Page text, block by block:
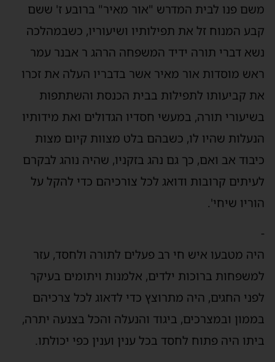
משם פנו לבית המדרש "אור מאיר" ברובע ז' ששם
קבע המנוח זל את תפילותיו ושיעוריו, כשבמהלכה
נשא דברי תורה ידיד המשפחה הרהג ר אבנר עמר
ראש מוסדות אור מאיר אשר בדבריו העלה את זכרו
את קביעותו לתפילות בבית הכנסת והשתתפות
בשיעורי תורה, במעשי חסדיו הגדולים ואת מידותיו
הנעלות שהיו לו, כשבהם בלט מצוות קיום מצות
כיבוד אב ואם, כך גם נהג בזקניו, שהיה נוהג לבקרם
לעיתים קרובות ודואג לכל צורכיהם כדי להקל על
הוריו שיחי'.
-
היה מטבעו איש חי רב פעלים לתורה ולחסד, עזר
למשפחות ברוכות ילדים, אלמנות ויתומים בעיקר
לפני החגים, היה מתרוצץ כדי לדאוג לכל צרכיהם
בממון ובמצרכים, ביגוד והנעלה והכל בצנעה יתרה,
ביתו היה פתוח לחסד בכל ענין וענין כפי יכולתו.